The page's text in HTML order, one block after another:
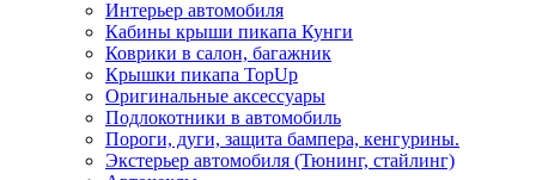
Интерьер автомобиля
Кабины крыши пикапа Кунги
Коврики в салон, багажник
Крышки пикапа TopUp
Оригинальные аксессуары
Подлокотники в автомобиль
Пороги, дуги, защита бампера, кенгурины.
Экстерьер автомобиля (Тюнинг, стайлинг)